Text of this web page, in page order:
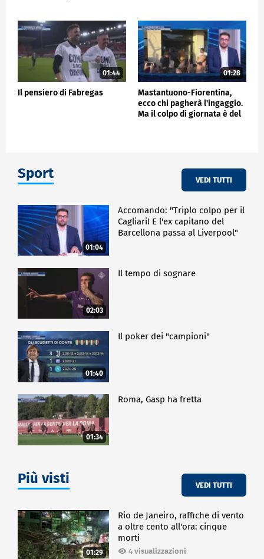
01:44
Il pensiero di Fabregas
01:28
Mastantuono-Fiorentina,
ecco chi pagherà l'ingaggio.
Ma il colpo di giornata è del
Sport VEDI TUTTI
01:04
Accomando: "Triplo colpo per il
Cagliari! E l'ex capitano del
Barcellona passa al Liverpool"
02:03
Il tempo di sognare
01:40
Il poker dei "campioni"
01:34
Roma, Gasp ha fretta
Più visti VEDI TUTTI
01:29
Rio de Janeiro, raffiche di vento
a oltre cento all'ora: cinque
morti
4 visualizzazioni